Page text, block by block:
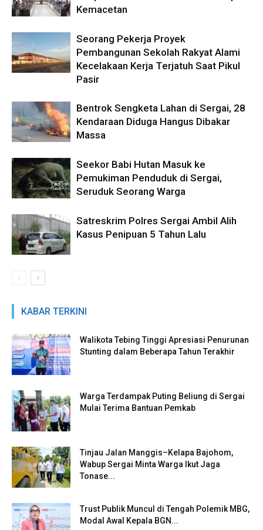
Kemacetan
Seorang Pekerja Proyek
Pembangunan Sekolah Rakyat Alami
Kecelakaan Kerja Terjatuh Saat Pikul
Pasir
Bentrok Sengketa Lahan di Sergai, 28
Kendaraan Diduga Hangus Dibakar
Massa
Seekor Babi Hutan Masuk ke
Pemukiman Penduduk di Sergai,
Seruduk Seorang Warga
Satreskrim Polres Sergai Ambil Alih
Kasus Penipuan 5 Tahun Lalu
KABAR TERKINI
Walikota Tebing Tinggi Apresiasi Penurunan
Stunting dalam Beberapa Tahun Terakhir
Warga Terdampak Puting Beliung di Sergai
Mulai Terima Bantuan Pemkab
Tinjau Jalan Manggis–Kelapa Bajohom,
Wabup Sergai Minta Warga Ikut Jaga
Tonase...
Trust Publik Muncul di Tengah Polemik MBG,
Modal Awal Kepala BGN...